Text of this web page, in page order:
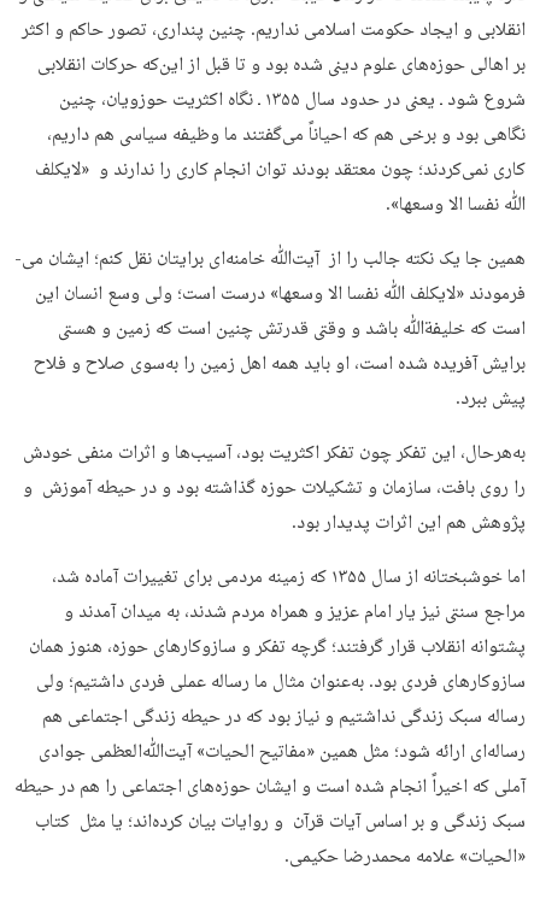
انقلابی و ایجاد حکومت اسلامی نداریم. چنین پنداری، تصور حاکم و اکثر
بر اهالی حوزه‌­های علوم دینی شده بود و تا قبل از این‌که حرکات انقلابی
شروع شود ـ یعنی در حدود سال ۱۳۵۵ ـ نگاه اکثریت حوزویان، چنین
نگاهی بود و برخی هم که احیاناً می‌­گفتند ما وظیفه سیاسی هم داریم،
کاری نمی‌کردند؛ چون معتقد بودند توان انجام کاری را ندارند و «لایکلف
ﷲ نفسا الا وسعها».
همین جا یک نکته جالب را از آیت‌­ﷲ خامنه‌­ای برایتان نقل کنم؛ ایشان می‌­
فرمودند «لایکلف ﷲ نفسا الا وسعها» درست است؛ ولی وسع انسان این
است که خلیفة‌ﷲ باشد و وقتی قدرتش چنین است که زمین و هستی
برایش آفریده شده است، او باید همه اهل زمین را به‌سوی صلاح و فلاح
پیش ببرد.
به‌هرحال، این تفکر چون تفکر اکثریت بود، آسیب‌­ها و اثرات منفی خودش
را روی بافت، سازمان و تشکیلات حوزه گذاشته بود و در حیطه آموزش و
پژوهش هم این اثرات پدیدار بود.
اما خوش­بختانه از سال ۱۳۵۵ که زمینه مردمی برای تغییرات آماده شد،
مراجع سنتی نیز یار امام عزیز و همراه مردم شدند، به میدان آمدند و
پشتوانه انقلاب قرار گرفتند؛ گرچه تفکر و سازوکارهای حوزه، هنوز همان
سازوکارهای فردی بود. به‌عنوان مثال ما رساله عملی فردی داشتیم؛ ولی
رساله سبک زندگی نداشتیم و نیاز بود که در حیطه زندگی اجتماعی هم
رساله­‌ای ارائه شود؛ مثل همین «مفاتیح الحیات» آیت‌ﷲ‌العظمی جوادی
آملی که اخیراً انجام شده است و ایشان حوزه­‌های اجتماعی را هم در حیطه
سبک زندگی و بر اساس آیات قرآن و روایات بیان کرده­‌اند؛ یا مثل کتاب
«الحیات» علامه محمدرضا حکیمی.